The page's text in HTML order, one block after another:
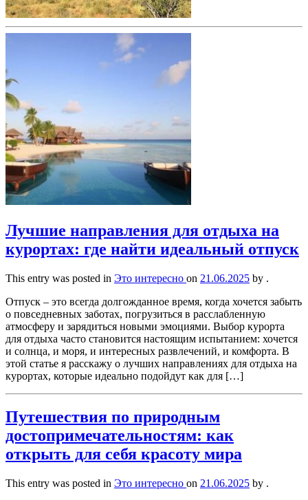
Лучшие направления для отдыха на
курортах: где найти идеальный отпуск
This entry was posted in Это интересно on 21.06.2025 by .
Отпуск – это всегда долгожданное время, когда хочется забыть
о повседневных заботах, погрузиться в расслабленную
атмосферу и зарядиться новыми эмоциями. Выбор курорта
для отдыха часто становится настоящим испытанием: хочется
и солнца, и моря, и интересных развлечений, и комфорта. В
этой статье я расскажу о лучших направлениях для отдыха на
курортах, которые идеально подойдут как для […]
Путешествия по природным
достопримечательностям: как
открыть для себя красоту мира
This entry was posted in Это интересно on 21.06.2025 by .